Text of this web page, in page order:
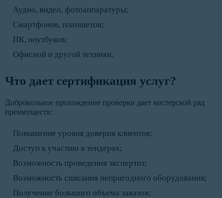
Аудио, видео, фотоаппаратуры;
Смартфонов, планшетов;
ПК, ноутбуков;
Офисной и другой техники.
Что дает сертификация услуг?
Добровольное прохождение проверки дает мастерской ряд
преимуществ:
Повышение уровня доверия клиентов;
Доступ к участию в тендерах;
Возможность проведения экспертиз;
Возможность списания непригодного оборудования;
Получение большого объема заказов;